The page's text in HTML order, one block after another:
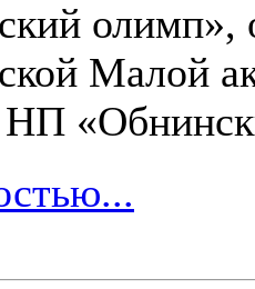
олимп»,
Малой
НП